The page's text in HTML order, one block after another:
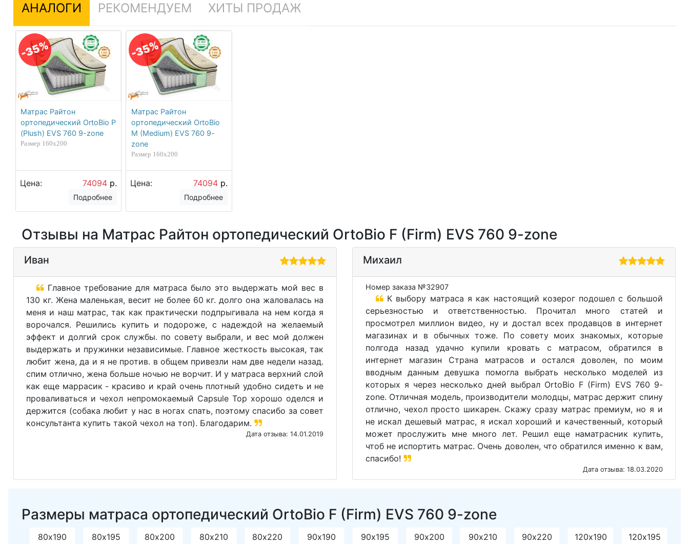
АНАЛОГИ РЕКОМЕНДУЕМ ХИТЫ ПРОДАЖ
-35%
Матрас Райтон
ортопедический OrtoBio P
(Plush) EVS 760 9-zone
Размер 160х200
Цена: 74094 р.
Подробнее
-35%
Матрас Райтон
ортопедический OrtoBio
M (Medium) EVS 760 9-
zone
Размер 160х200
Цена: 74094 р.
Подробнее
Отзывы на Матрас Райтон ортопедический OrtoBio F (Firm) EVS 760 9-zone
Иван
Главное требование для матраса было это выдержать мой вес в
130 кг. Жена маленькая, весит не более 60 кг. долго она жаловалась на
меня и наш матрас, так как практически подпрыгивала на нем когда я
ворочался. Решились купить и подороже, с надеждой на желаемый
эффект и долгий срок службы. по совету выбрали, и вес мой должен
выдержать и пружинки независимые. Главное жесткость высокая, так
любит жена, да и я не против. в общем привезли нам две недели назад.
спим отлично, жена больше ночью не ворчит. И у матраса верхний слой
как еще маррасик - красиво и край очень плотный удобно сидеть и не
проваливаться и чехол непромокаемый Capsule Top хорошо оделся и
держится (собака любит у нас в ногах спать, поэтому спасибо за совет
консультанта купить такой чехол на топ). Благодарим.
Дата отзыва: 14.01.2019
Михаил
Номер заказа №32907
К выбору матраса я как настоящий козерог подошел с большой
серьезностью и ответственностью. Прочитал много статей и
просмотрел миллион видео, ну и достал всех продавцов в интернет
магазинах и в обычных тоже. По совету моих знакомых, которые
полгода назад удачно купили кровать с матрасом, обратился в
интернет магазин Страна матрасов и остался доволен, по моим
вводным данным девушка помогла выбрать несколько моделей из
которых я через несколько дней выбрал OrtoBio F (Firm) EVS 760 9-
zone. Отличная модель, производители молодцы, матрас держит спину
отлично, чехол просто шикарен. Скажу сразу матрас премиум, но я и
не искал дешевый матрас, я искал хороший и качественный, который
может прослужить мне много лет. Решил еще наматрасник купить,
чтоб не испортить матрас. Очень доволен, что обратился именно к вам,
спасибо!
Дата отзыва: 18.03.2020
Размеры матраса ортопедический OrtoBio F (Firm) EVS 760 9-zone
80х190 80х195 80х200 80х210 80х220 90х190 90х195 90х200 90х210 90х220 120х190 120х195